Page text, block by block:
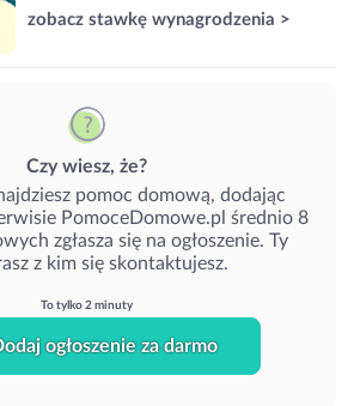
zobacz stawkę wynagrodzenia >
Czy wiesz, że?
pomoc domową, dodając
PomoceDomowe.pl średnio 8
zgłasza się na ogłoszenie. Ty
z kim się skontaktujesz.
To tylko 2 minuty
ogłoszenie za darmo